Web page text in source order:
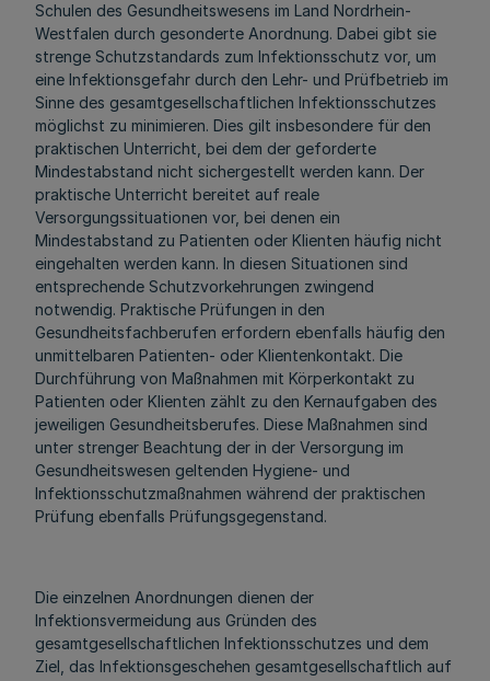
Schulen des Gesundheitswesens im Land Nordrhein-
Westfalen durch gesonderte Anordnung. Dabei gibt sie
strenge Schutzstandards zum Infektionsschutz vor, um
eine Infektionsgefahr durch den Lehr- und Prüfbetrieb im
Sinne des gesamtgesellschaftlichen Infektionsschutzes
möglichst zu minimieren. Dies gilt insbesondere für den
praktischen Unterricht, bei dem der geforderte
Mindestabstand nicht sichergestellt werden kann. Der
praktische Unterricht bereitet auf reale
Versorgungssituationen vor, bei denen ein
Mindestabstand zu Patienten oder Klienten häufig nicht
eingehalten werden kann. In diesen Situationen sind
entsprechende Schutzvorkehrungen zwingend
notwendig. Praktische Prüfungen in den
Gesundheitsfachberufen erfordern ebenfalls häufig den
unmittelbaren Patienten- oder Klientenkontakt. Die
Durchführung von Maßnahmen mit Körperkontakt zu
Patienten oder Klienten zählt zu den Kernaufgaben des
jeweiligen Gesundheitsberufes. Diese Maßnahmen sind
unter strenger Beachtung der in der Versorgung im
Gesundheitswesen geltenden Hygiene- und
Infektionsschutzmaßnahmen während der praktischen
Prüfung ebenfalls Prüfungsgegenstand.
Die einzelnen Anordnungen dienen der
Infektionsvermeidung aus Gründen des
gesamtgesellschaftlichen Infektionsschutzes und dem
Ziel, das Infektionsgeschehen gesamtgesellschaftlich auf